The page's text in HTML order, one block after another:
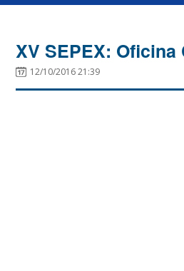
XV SEPEX: Oficina
12/10/2016 21:39